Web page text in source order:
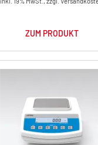
ZUM PRODUKT